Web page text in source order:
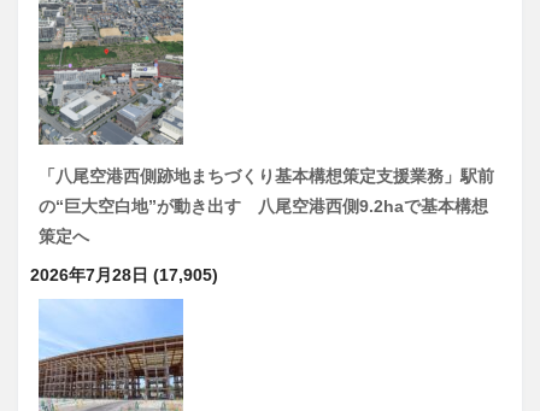
「八尾空港西側跡地まちづくり基本構想策定支援業務」駅前
の“巨大空白地”が動き出す 八尾空港西側9.2haで基本構想
策定へ
2026年7月28日 (17,905)